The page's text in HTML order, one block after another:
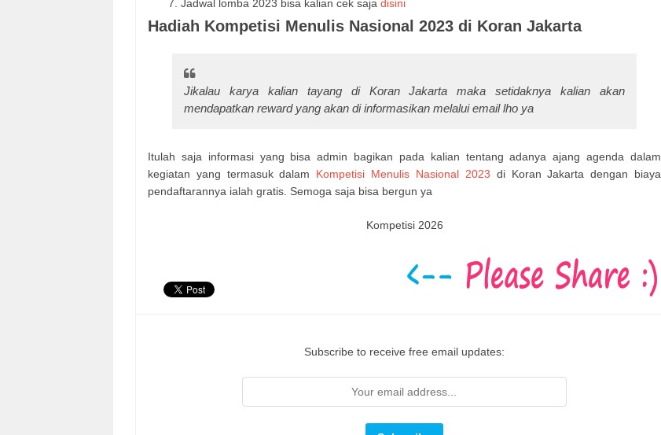
Jadwal lomba 2023 bisa kalian cek saja disini
Hadiah Kompetisi Menulis Nasional 2023 di Koran Jakarta
Jikalau karya kalian tayang di Koran Jakarta maka setidaknya kalian akan
mendapatkan reward yang akan di informasikan melalui email lho ya
Itulah saja informasi yang bisa admin bagikan pada kalian tentang adanya ajang agenda dalam
kegiatan yang termasuk dalam Kompetisi Menulis Nasional 2023 di Koran Jakarta dengan biaya
pendaftarannya ialah gratis. Semoga saja bisa bergun ya
Kompetisi 2026
Subscribe to receive free email updates: